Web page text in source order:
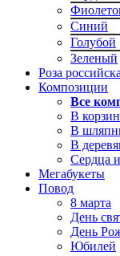
Синий
Голубой
Зеленый
Роза
Композиции
Все
В
В
В
Сердца
Мегабукеты
Повод
8 марта
День
День
Юбилей